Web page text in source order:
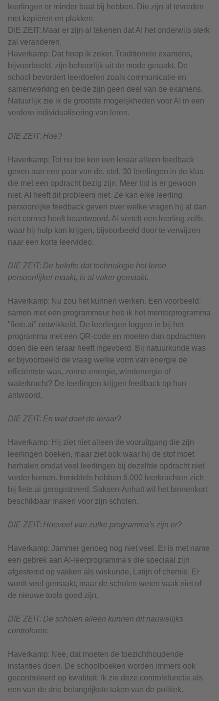
leerlingen er minder baat bij hebben. Die zijn al tevreden
met kopiëren en plakken.
DIE ZEIT: Maar er zijn al tekenen dat AI het onderwijs sterk
zal veranderen.
Haverkamp: Dat hoop ik zeker. Traditionele examens,
bijvoorbeeld, zijn behoorlijk uit de mode geraakt. De
school bevordert leerdoelen zoals communicatie en
samenwerking en beide zijn geen deel van de examens.
Natuurlijk zie ik de grootste mogelijkheden voor AI in een
verdere individualisering van leren.
DIE ZEIT: Hoe?
Haverkamp: Tot nu toe kon een leraar alleen feedback
geven aan een paar van de, stel, 30 leerlingen in de klas
die met een opdracht bezig zijn. Meer tijd is er gewoon
niet. AI heeft dit probleem niet. Ze kan elke leerling
persoonlijke feedback geven over welke vragen hij al dan
niet correct heeft beantwoord. AI vertelt een leerling zelfs
waar hij hulp kan krijgen, bijvoorbeeld door te verwijzen
naar een korte leervideo.
DIE ZEIT: De belofte dat technologie het leren
persoonlijker maakt, is al vaker gemaakt.
Haverkamp: Nu zou het kunnen werken. Een voorbeeld:
samen met een programmeur heb ik het mentorprogramma
"fiete.ai" ontwikkeld. De leerlingen loggen in bij het
programma met een QR-code en moeten dan opdrachten
doen die een leraar heeft ingevoerd. Bij natuurkunde was
er bijvoorbeeld de vraag welke vorm van energie de
efficiëntste was, zonne-energie, windenergie of
waterkracht? De leerlingen krijgen feedback op hun
antwoord.
DIE ZEIT: En wat doet de leraar?
Haverkamp: Hij ziet niet alleen de vooruitgang die zijn
leerlingen boeken, maar ziet ook waar hij de stof moet
herhalen omdat veel leerlingen bij dezelfde opdracht niet
verder komen. Inmiddels hebben 6.000 leerkrachten zich
bij fiete.ai geregistreerd. Saksen-Anhalt wil het binnenkort
beschikbaar maken voor zijn scholen.
DIE ZEIT: Hoeveel van zulke programma's zijn er?
Haverkamp: Jammer genoeg nog niet veel. Er is met name
een gebrek aan AI-leerprogramma's die speciaal zijn
afgestemd op vakken als wiskunde, Latijn of chemie. Er
wordt veel gemaakt, maar de scholen weten vaak niet of
de nieuwe tools goed zijn.
DIE ZEIT: De scholen alleen kunnen dit nauwelijks
controleren.
Haverkamp: Nee, dat moeten de toezichthoudende
instanties doen. De schoolboeken worden immers ook
gecontroleerd op kwaliteit. Ik zie deze controlefunctie als
een van de drie belangrijkste taken van de politiek.